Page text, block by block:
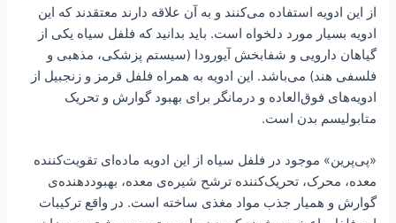
از این ادویه استفاده می‌کنند و به آن علاقه دارند معتقدند که این
ادویه بسیار مورد دلخواه است. باید بدانید که فلفل سیاه یکی از
گیاهان دارویی و شفابخش آیورودا (سیستم پزشکی، مذهبی و
فلسفی هند) می‌باشد. این ادویه به همراه فلفل قرمز و زنجبیل از
ادویه‌های فوق‌العاده و درمانگر برای بهبود گوارش و تحریک
متابولیسم بدن است.
«پی‌پرین» موجود در فلفل سیاه از این ادویه ماده‌ای تقویت‌کننده
معده، محرک، تحریک‌کننده ترشح شیره‌ی معده، بهبوددهنده‌ی
گوارش و همیار جذب مواد مغذی ساخته است. در واقع ترکیبات